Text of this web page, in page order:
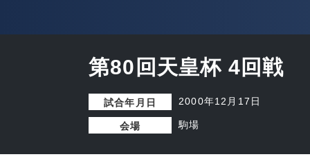
第80回天皇杯 4回戦
試合年月日 2000年12月17日
会場 駒場